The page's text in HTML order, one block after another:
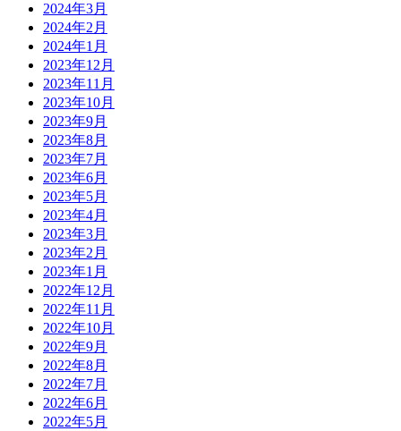
2024年3月
2024年2月
2024年1月
2023年12月
2023年11月
2023年10月
2023年9月
2023年8月
2023年7月
2023年6月
2023年5月
2023年4月
2023年3月
2023年2月
2023年1月
2022年12月
2022年11月
2022年10月
2022年9月
2022年8月
2022年7月
2022年6月
2022年5月